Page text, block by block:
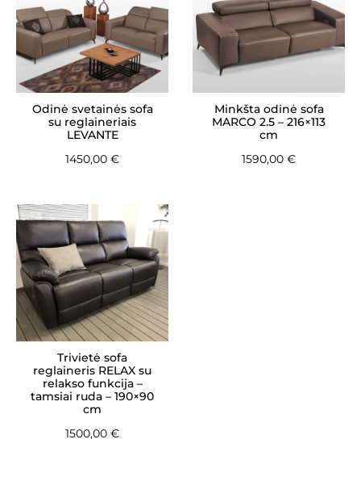
Odinė svetainės sofa
su reglaineriais
LEVANTE
1450,00 €
Minkšta odinė sofa
MARCO 2.5 – 216×113
cm
1590,00 €
Trivietė sofa
reglaineris RELAX su
relakso funkcija –
tamsiai ruda – 190×90
cm
1500,00 €